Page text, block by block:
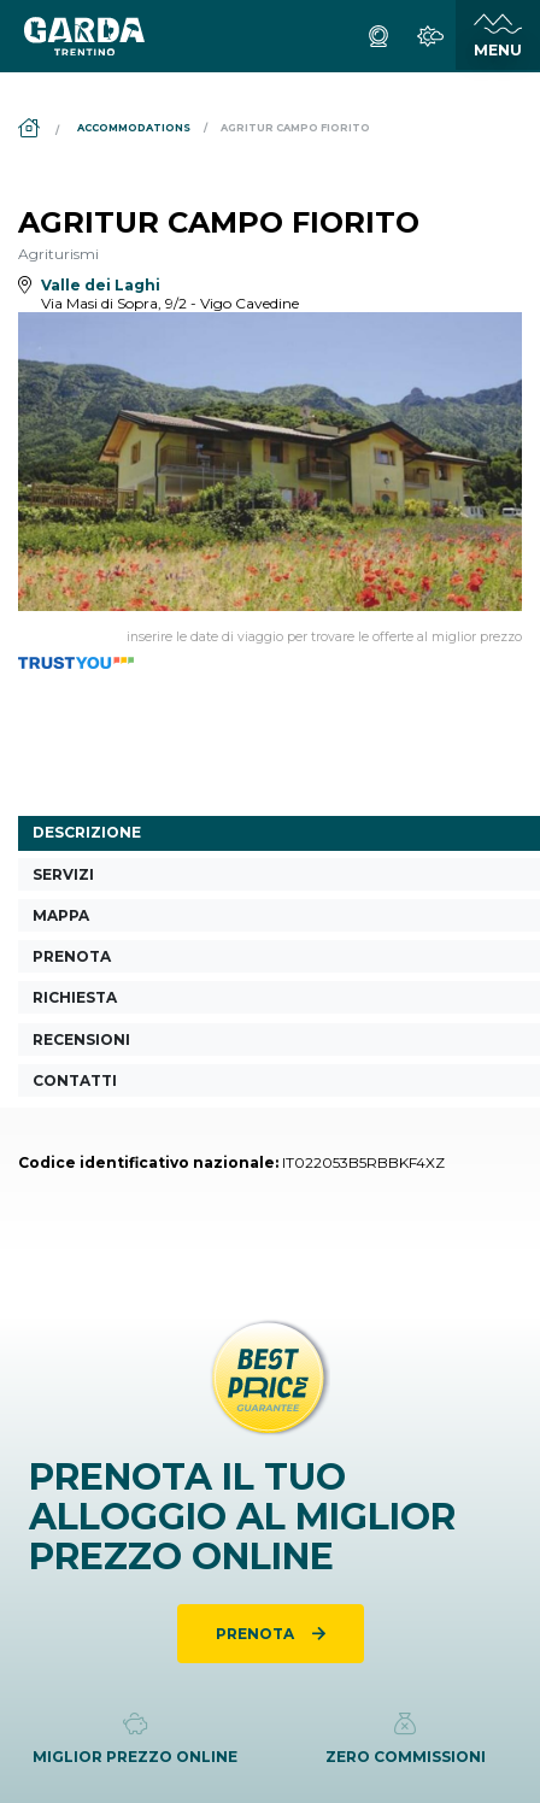
ACCOMMODATIONS AGRITUR CAMPO FIORITO
AGRITUR CAMPO FIORITO
Agriturismi
Valle dei Laghi
Via Masi di Sopra, 9/2 - Vigo Cavedine
inserire le date di viaggio per trovare le offerte al miglior prezzo
DESCRIZIONE
SERVIZI
MAPPA
PRENOTA
RICHIESTA
RECENSIONI
CONTATTI
Codice identificativo nazionale: IT022053B5RBBKF4XZ
PRENOTA IL TUO
ALLOGGIO AL MIGLIOR
PREZZO ONLINE
PRENOTA
MIGLIOR PREZZO ONLINE ZERO COMMISSIONI